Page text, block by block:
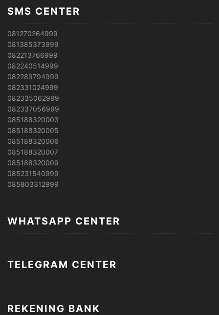
SMS CENTER
081270264999
081385373999
082213766999
082240514999
082289794999
082331024999
082335062999
082337056999
085188320003
085188320005
085188320006
085188320007
085188320009
085231540999
085803312999
WHATSAPP CENTER
TELEGRAM CENTER
REKENING BANK